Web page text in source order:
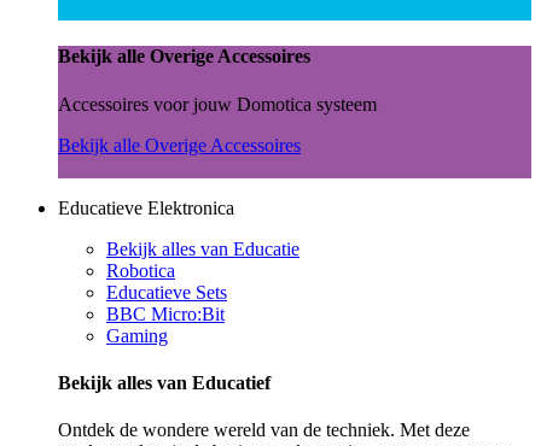
Bekijk alle Overige Accessoires
Accessoires voor jouw Domotica systeem
Bekijk alle Overige Accessoires
Educatieve Elektronica
Bekijk alles van Educatie
Robotica
Educatieve Sets
BBC Micro:Bit
Gaming
Bekijk alles van Educatief
Ontdek de wondere wereld van de techniek. Met deze